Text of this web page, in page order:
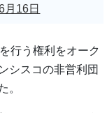
月16日
行う権利をオーク
シスコの非営利団
。